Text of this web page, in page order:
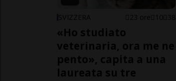
SVIZZERA 23 ore 10 38
«Ho studiato
veterinaria, ora me ne
pento», capita a una
laureata su tre